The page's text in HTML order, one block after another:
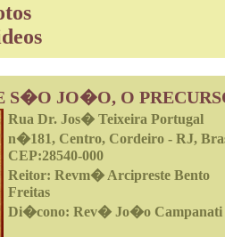
S�O JO�O, O
Rua Dr. Jos� Teixeira Portugal
n�181, Centro, Cordeiro - RJ,
CEP:28540-000
Reitor: Revm� Arcipreste Bento
Freitas
Di�cono: Rev� Jo�o Campanati